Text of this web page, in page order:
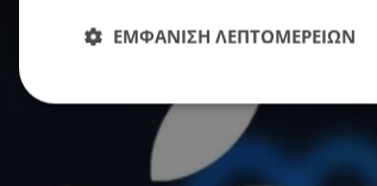
ΕΜΦΑΝΙΣΗ ΛΕΠΤΟΜΕΡΕΙΩΝ